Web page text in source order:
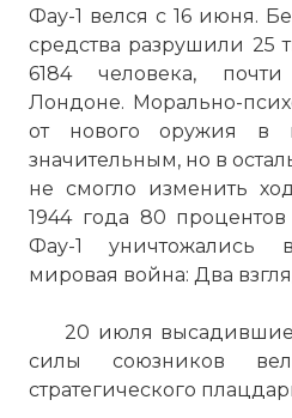
Фау-1 велся с 16 июня.
средства разрушили 25
6184 человека,
Лондоне. Морально-
от нового оружия в
значительным, но в
не смогло изменить
1944 года 80 процентов
Фау-1 уничтожались
мировая война: Два
20 июля
силы союзников
стратегического